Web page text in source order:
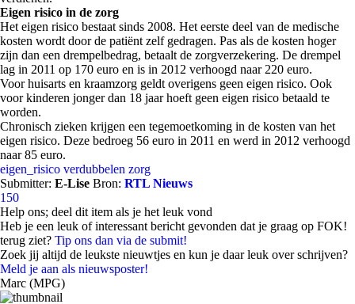
Eigen risico in de zorg
Het eigen risico bestaat sinds 2008. Het eerste deel van de medische
kosten wordt door de patiënt zelf gedragen. Pas als de kosten hoger
zijn dan een drempelbedrag, betaalt de zorgverzekering. De drempel
lag in 2011 op 170 euro en is in 2012 verhoogd naar 220 euro.
Voor huisarts en kraamzorg geldt overigens geen eigen risico. Ook
voor kinderen jonger dan 18 jaar hoeft geen eigen risico betaald te
worden.
Chronisch zieken krijgen een tegemoetkoming in de kosten van het
eigen risico. Deze bedroeg 56 euro in 2011 en werd in 2012 verhoogd
naar 85 euro.
eigen_risico verdubbelen zorg
Submitter: E-Lise Bron: RTL Nieuws
150
Help ons; deel dit item als je het leuk vond
Heb je een leuk of interessant bericht gevonden dat je graag op FOK!
terug ziet? Tip ons dan via de submit!
Zoek jij altijd de leukste nieuwtjes en kun je daar leuk over schrijven?
Meld je aan als nieuwsposter!
Marc (MPG)